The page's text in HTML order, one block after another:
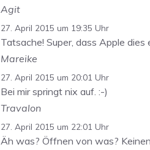
Agit
27. April 2015 um 19:35 Uhr
Tatsache! Super, dass Apple
Mareike
27. April 2015 um 20:01 Uhr
Bei mir springt nix auf. :-)
Travalon
27. April 2015 um 22:01 Uhr
Äh was? Öffnen von was?